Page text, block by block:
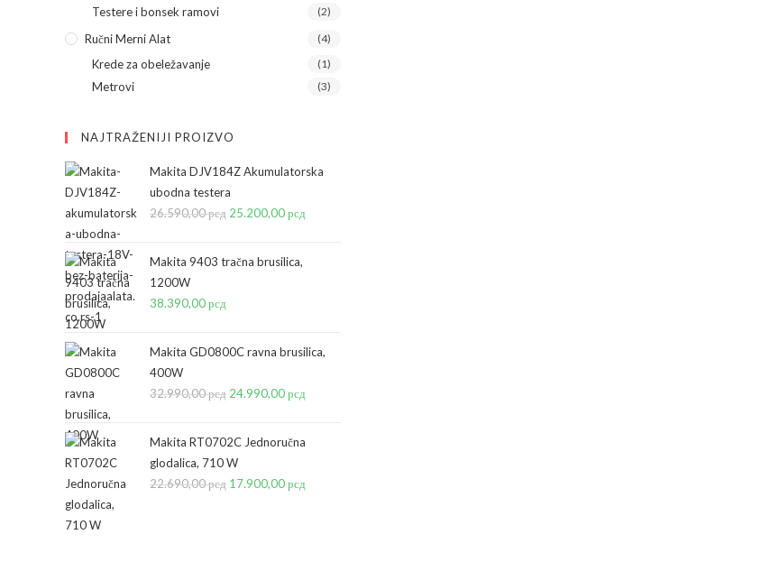
Testere i bonsek ramovi (2)
Ručni Merni Alat (4)
Krede za obeležavanje (1)
Metrovi (3)
NAJTRAŽENIJI PROIZVO
Makita DJV184Z Akumulatorska
ubodna testera
26.590,00рсд Originalna
je
25.200,00рсд
Makita 9403 tračna brusilica,
1200W
38.390,00рсд
Makita GD0800C ravna brusilica,
400W
32.990,00рсд Originalna
je
bila:
32.990,00 рсд.
24.990,00рсд
Makita RT0702C Jednoručna
glodalica, 710 W
22.690,00рсд Originalna
17.900,00рсд